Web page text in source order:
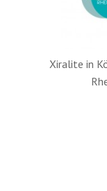
Xiralite in